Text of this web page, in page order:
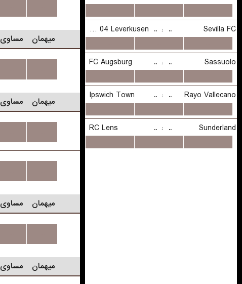
مساوی میهمان
مساوی میهمان
مساوی میهمان
مساوی میهمان